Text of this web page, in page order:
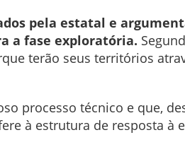
pela estatal e
a fase exploratória.
terão seus territórios
processo técnico e que,
à estrutura de resposta à